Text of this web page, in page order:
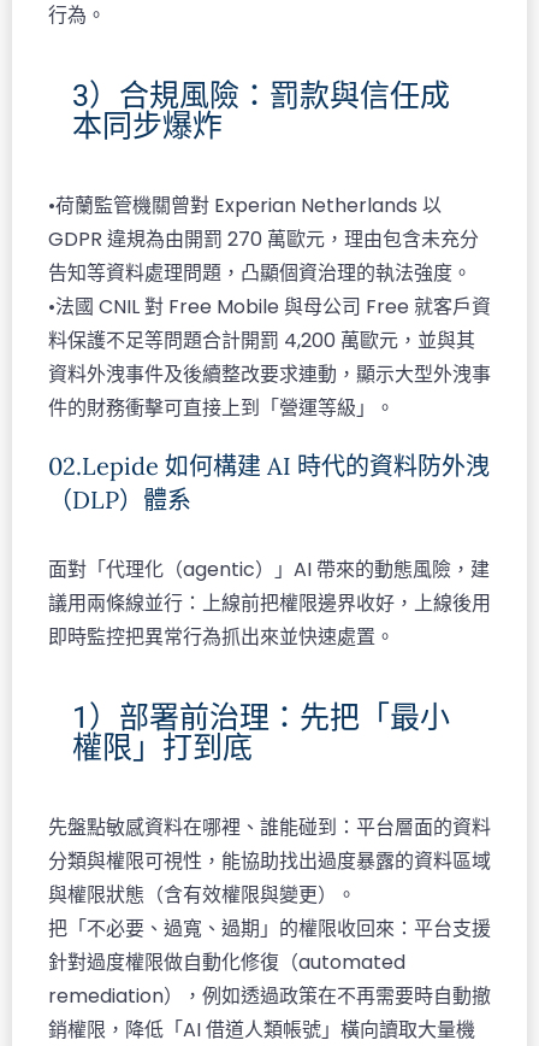
行為。
3）合規風險：罰款與信任成
本同步爆炸
•荷蘭監管機關曾對 Experian Netherlands 以
GDPR 違規為由開罰 270 萬歐元，理由包含未充分
告知等資料處理問題，凸顯個資治理的執法強度。​
•法國 CNIL 對 Free Mobile 與母公司 Free 就客戶資
料保護不足等問題合計開罰 4,200 萬歐元，並與其
資料外洩事件及後續整改要求連動，顯示大型外洩事
件的財務衝擊可直接上到「營運等級」。
02.Lepide 如何構建 AI 時代的資料防外洩
（DLP）體系
面對「代理化（agentic）」AI 帶來的動態風險，建
議用兩條線並行：上線前把權限邊界收好，上線後用
即時監控把異常行為抓出來並快速處置。
1）部署前治理：先把「最小
權限」打到底
先盤點敏感資料在哪裡、誰能碰到：平台層面的資料
分類與權限可視性，能協助找出過度暴露的資料區域
與權限狀態（含有效權限與變更）。​
把「不必要、過寬、過期」的權限收回來：平台支援
針對過度權限做自動化修復（automated
remediation），例如透過政策在不再需要時自動撤
銷權限，降低「AI 借道人類帳號」橫向讀取大量機